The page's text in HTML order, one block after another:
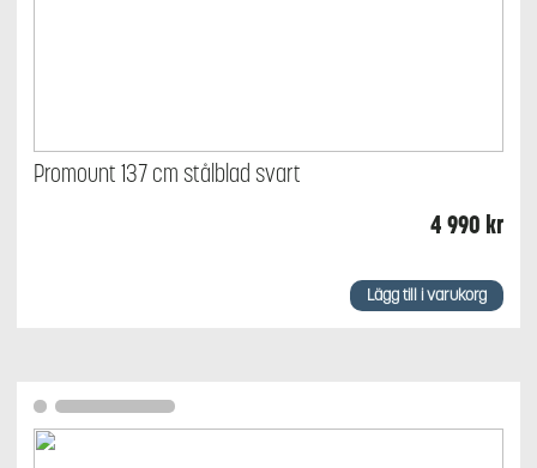
Promount 137 cm stålblad svart
4 990 kr
Lägg till i varukorg